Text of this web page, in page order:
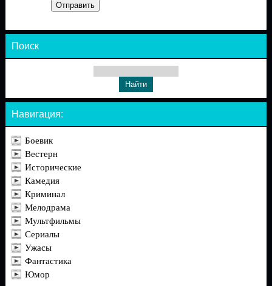
Отправить
Поиск
Навигация:
Боевик
Вестерн
Исторические
Камедия
Криминал
Мелодрама
Мультфильмы
Сериалы
Ужасы
Фантастика
Юмор